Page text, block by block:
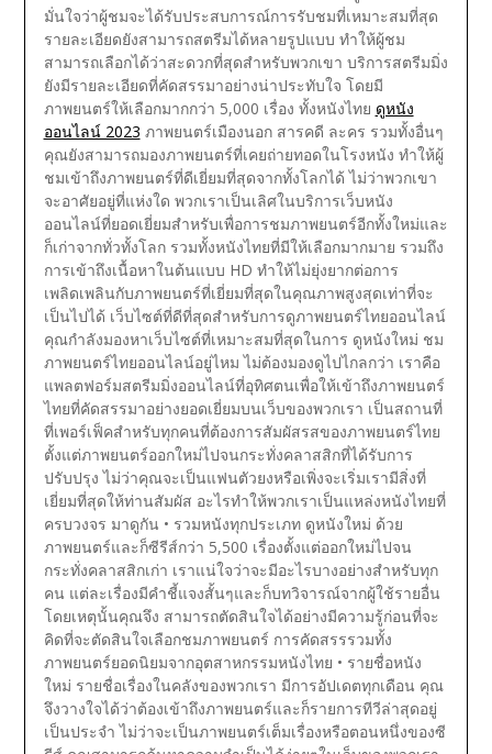
มั่นใจว่าผู้ชมจะได้รับประสบการณ์การรับชมที่เหมาะสมที่สุด
รายละเอียดยังสามารถสตรีมได้หลายรูปแบบ ทำให้ผู้ชม
สามารถเลือกได้ว่าสะดวกที่สุดสำหรับพวกเขา บริการสตรีมมิ่ง
ยังมีรายละเอียดที่คัดสรรมาอย่างน่าประทับใจ โดยมี
ภาพยนตร์ให้เลือกมากกว่า 5,000 เรื่อง ทั้งหนังไทย ดูหนัง
ออนไลน์ 2023 ภาพยนตร์เมืองนอก สารคดี ละคร รวมทั้งอื่นๆ
คุณยังสามารถมองภาพยนตร์ที่เคยถ่ายทอดในโรงหนัง ทำให้ผู้
ชมเข้าถึงภาพยนตร์ที่ดีเยี่ยมที่สุดจากทั้งโลกได้ ไม่ว่าพวกเขา
จะอาศัยอยู่ที่แห่งใด พวกเราเป็นเลิศในบริการเว็บหนัง
ออนไลน์ที่ยอดเยี่ยมสำหรับเพื่อการชมภาพยนตร์อีกทั้งใหม่และ
ก็เก่าจากทั่วทั้งโลก รวมทั้งหนังไทยที่มีให้เลือกมากมาย รวมถึง
การเข้าถึงเนื้อหาในต้นแบบ HD ทำให้ไม่ยุ่งยากต่อการ
เพลิดเพลินกับภาพยนตร์ที่เยี่ยมที่สุดในคุณภาพสูงสุดเท่าที่จะ
เป็นไปได้ เว็บไซต์ที่ดีที่สุดสำหรับการดูภาพยนตร์ไทยออนไลน์
คุณกำลังมองหาเว็บไซต์ที่เหมาะสมที่สุดในการ ดูหนังใหม่ ชม
ภาพยนตร์ไทยออนไลน์อยู่ไหม ไม่ต้องมองดูไปไกลกว่า เราคือ
แพลตฟอร์มสตรีมมิ่งออนไลน์ที่อุทิศตนเพื่อให้เข้าถึงภาพยนตร์
ไทยที่คัดสรรมาอย่างยอดเยี่ยมบนเว็บของพวกเรา เป็นสถานที่
ที่เพอร์เฟ็คสำหรับทุกคนที่ต้องการสัมผัสรสของภาพยนตร์ไทย
ตั้งแต่ภาพยนตร์ออกใหม่ไปจนกระทั่งคลาสสิกที่ได้รับการ
ปรับปรุง ไม่ว่าคุณจะเป็นแฟนตัวยงหรือเพิ่งจะเริ่มเรามีสิ่งที่
เยี่ยมที่สุดให้ท่านสัมผัส อะไรทำให้พวกเราเป็นแหล่งหนังไทยที่
ครบวงจร มาดูกัน • รวมหนังทุกประเภท ดูหนังใหม่ ด้วย
ภาพยนตร์และก็ซีรีส์กว่า 5,500 เรื่องตั้งแต่ออกใหม่ไปจน
กระทั่งคลาสสิกเก่า เราแน่ใจว่าจะมีอะไรบางอย่างสำหรับทุก
คน แต่ละเรื่องมีคำชี้แจงสั้นๆและก็บทวิจารณ์จากผู้ใช้รายอื่น
โดยเหตุนั้นคุณจึง สามารถตัดสินใจได้อย่างมีความรู้ก่อนที่จะ
คิดที่จะตัดสินใจเลือกชมภาพยนตร์ การคัดสรรรวมทั้ง
ภาพยนตร์ยอดนิยมจากอุตสาหกรรมหนังไทย • รายชื่อหนัง
ใหม่ รายชื่อเรื่องในคลังของพวกเรา มีการอัปเดตทุกเดือน คุณ
จึงวางใจได้ว่าต้องเข้าถึงภาพยนตร์และก็รายการทีวีล่าสุดอยู่
เป็นประจำ ไม่ว่าจะเป็นภาพยนตร์เต็มเรื่องหรือตอนหนึ่งของซี